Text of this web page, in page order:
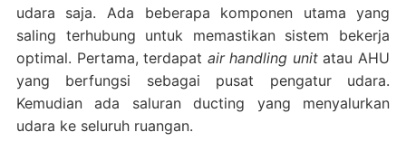
udara saja. Ada beberapa komponen utama yang
saling terhubung untuk memastikan sistem bekerja
optimal. Pertama, terdapat air handling unitatau AHU
yang berfungsi sebagai pusat pengatur udara.
Kemudian ada saluran ducting yang menyalurkan
udara ke seluruh ruangan.